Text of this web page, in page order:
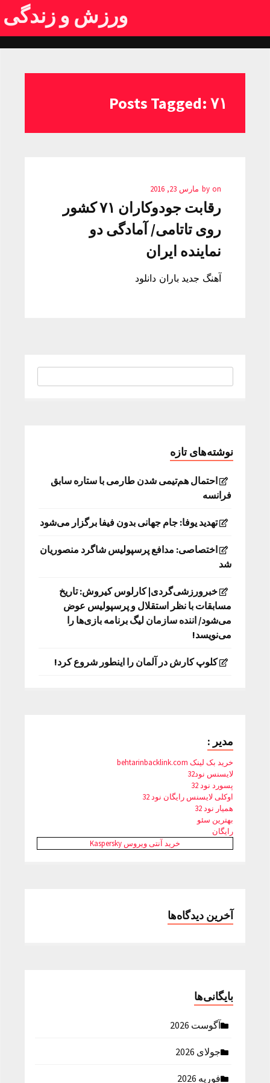
ورزش و زندگی
Posts Tagged: ۷۱
by on مارس 23, 2016
رقابت جودوکاران ۷۱ کشور
روی تاتامی/ آمادگی دو
نماینده ایران
آهنگ جدید باران دانلود
نوشته‌های تازه
احتمال هم‌تیمی شدن طارمی با ستاره سابق
فرانسه
تهدید یوفا: جام جهانی بدون فیفا برگزار می‌شود
اختصاصی: مدافع پرسپولیس شاگرد منصوریان
شد
خبرورزشی‌گردی| کارلوس کیروش: تاریخ
مسابقات با نظر استقلال و پرسپولیس عوض
می‌شود/ اننده سازمان لیگ برنامه بازی‌ها را
می‌نویسد!
کلوپ کارش در آلمان را اینطور شروع کرد!
مدیر :
خرید بک لینک behtarinbacklink.com
لایسنس نود32
پسورد نود 32
اوکلی لایسنس رایگان نود 32
همیار نود 32
بهترین سئو
رایگان
خرید آنتی ویروس Kaspersky
آخرین دیدگاه‌ها
بایگانی‌ها
آگوست 2026
جولای 2026
فوریه 2026